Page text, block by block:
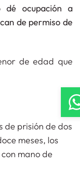
dé ocupación a
de permiso de
de edad que
de prisión de dos
meses, los
mano de